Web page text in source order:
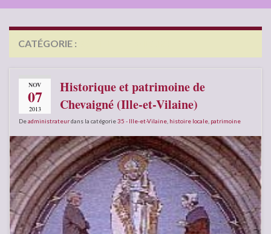
CATÉGORIE :
NOV
07
2013
Historique et patrimoine de
Chevaigné (Ille-et-Vilaine)
Deadministrateurdans la catégorie35 - Ille-et-Vilaine histoire locale patrimoine